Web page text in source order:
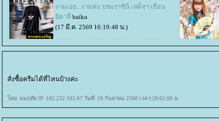
งามเอย...งามสม บรมราชินี เสด็จฯ​ เยือน
อิตาลี haiku
(17 มี.ค. 2569 16:19:48 น.)
สั่งซื้อครีมได้ที่ไหนบ้างค่ะ
ดย: มนฤทัย IP: 182.232.105.67 วันที่: 18 กันยายน 2560 เวลา:20:02:00 น.